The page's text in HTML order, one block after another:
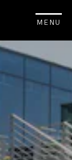
MENU